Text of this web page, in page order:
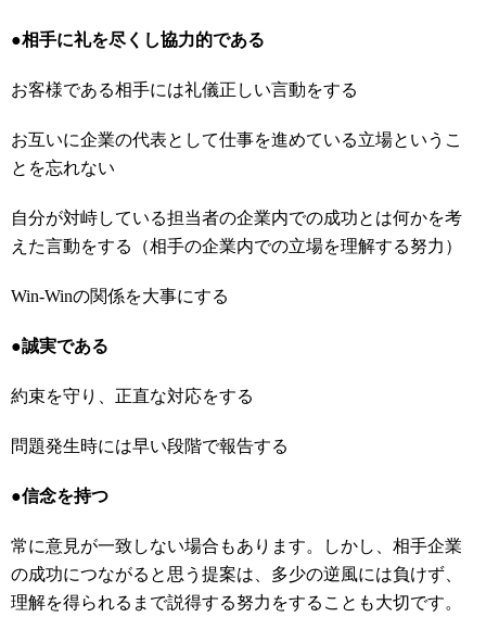
●相手に礼を尽くし協力的である
お客様である相手には礼儀正しい言動をする
お互いに企業の代表として仕事を進めている立場というこ
とを忘れない
自分が対峙している担当者の企業内での成功とは何かを考
えた言動をする（相手の企業内での立場を理解する努力）
Win-Winの関係を大事にする
●誠実である
約束を守り、正直な対応をする
問題発生時には早い段階で報告する
●信念を持つ
常に意見が一致しない場合もあります。しかし、相手企業
の成功につながると思う提案は、多少の逆風には負けず、
理解を得られるまで説得する努力をすることも大切です。